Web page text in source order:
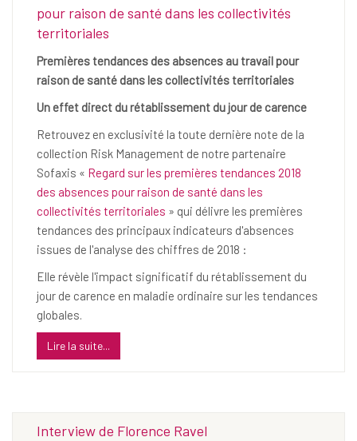
pour raison de santé dans les collectivités
territoriales
Premières tendances des absences au travail pour
raison de santé dans les collectivités territoriales
Un effet direct du rétablissement du jour de carence
Retrouvez en exclusivité la toute dernière note de la
collection Risk Management de notre partenaire
Sofaxis « Regard sur les premières tendances 2018
des absences pour raison de santé dans les
collectivités territoriales » qui délivre les premières
tendances des principaux indicateurs d'absences
issues de l'analyse des chiffres de 2018 :
Elle révèle l'impact significatif du rétablissement du
jour de carence en maladie ordinaire sur les tendances
globales.
Lire la suite...
Interview de Florence Ravel